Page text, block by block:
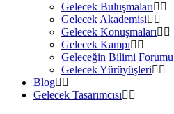
Gelecek Buluşmaları
Gelecek Akademisi
Gelecek Konuşmaları
Gelecek Kampı
Geleceğin Bilimi Forumu
Gelecek Yürüyüşleri
Blog
Gelecek Tasarımcısı